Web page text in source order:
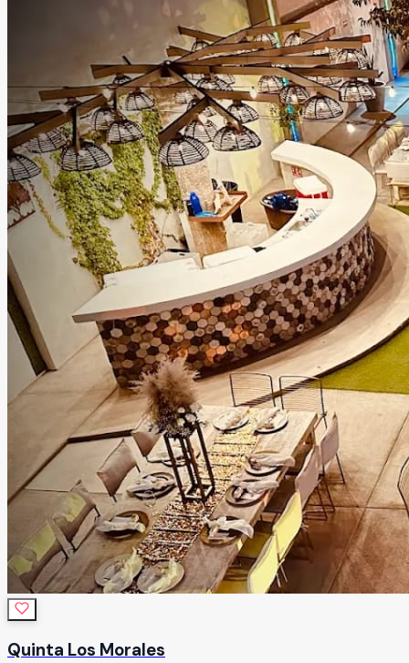
Quinta Los Morales